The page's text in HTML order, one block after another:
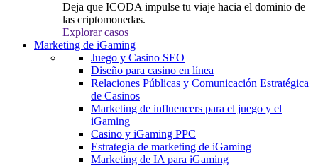
Deja que ICODA impulse tu viaje hacia el dominio de
las criptomonedas.
Explorar casos
Marketing de iGaming
Juego y Casino SEO
Diseño para casino en línea
Relaciones Públicas y Comunicación Estratégica
de Casinos
Marketing de influencers para el juego y el
iGaming
Casino y iGaming PPC
Estrategia de marketing de iGaming
Marketing de IA para iGaming